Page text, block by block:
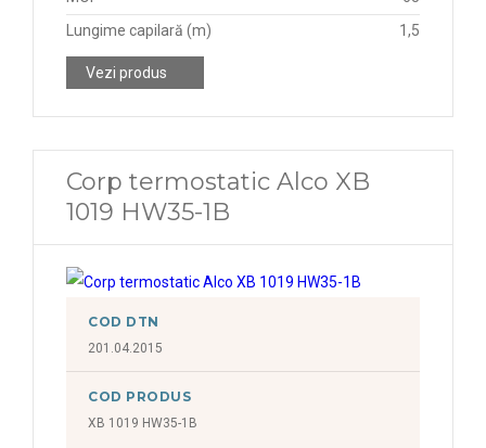
Lungime capilară (m)
1,5
Vezi produs
Corp termostatic Alco XB
1019 HW35-1B
COD DTN
201.04.2015
COD PRODUS
XB 1019 HW35-1B